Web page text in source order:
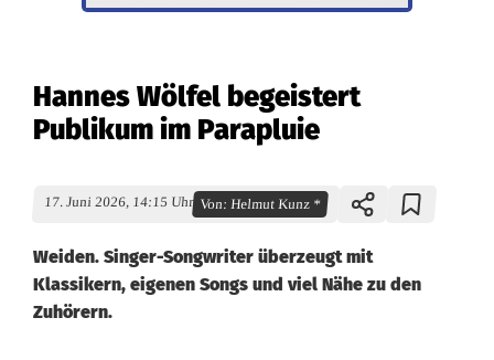
Hannes Wölfel begeistert
Publikum im Parapluie
17. Juni 2026, 14:15 Uhr Von:Helmut Kunz *
Weiden. Singer-Songwriter überzeugt mit
Klassikern, eigenen Songs und viel Nähe zu den
Zuhörern.